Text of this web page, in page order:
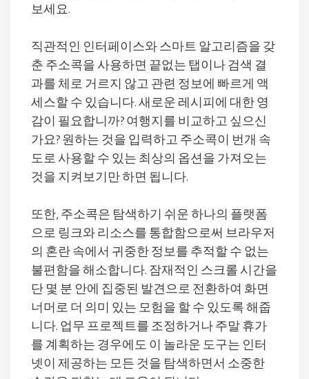
보세요.
직관적인 인터페이스와 스마트 알고리즘을 갖
춘 주소콕을 사용하면 끝없는 탭이나 검색 결
과를 체로 거르지 않고 관련 정보에 빠르게 액
세스할 수 있습니다. 새로운 레시피에 대한 영
감이 필요합니까? 여행지를 비교하고 싶으신
가요? 원하는 것을 입력하고 주소콕이 번개 속
도로 사용할 수 있는 최상의 옵션을 가져오는
것을 지켜보기만 하면 됩니다.
또한, 주소콕은 탐색하기 쉬운 하나의 플랫폼
으로 링크와 리소스를 통합함으로써 브라우저
의 혼란 속에서 귀중한 정보를 추적할 수 없는
불편함을 해소합니다. 잠재적인 스크롤 시간을
단 몇 분 안에 집중된 발견으로 전환하여 화면
너머로 더 의미 있는 모험을 할 수 있도록 해줍
니다. 업무 프로젝트를 조정하거나 주말 휴가
를 계획하는 경우에도 이 놀라운 도구는 인터
넷이 제공하는 모든 것을 탐색하면서 소중한